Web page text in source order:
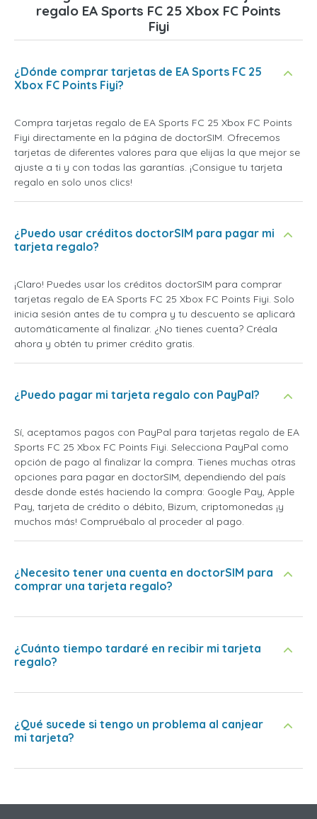
regalo EA Sports FC 25 Xbox FC Points
Fiyi
¿Dónde comprar tarjetas de EA Sports FC 25
Xbox FC Points Fiyi?
Compra tarjetas regalo de EA Sports FC 25 Xbox FC Points
Fiyi directamente en la página de doctorSIM. Ofrecemos
tarjetas de diferentes valores para que elijas la que mejor se
ajuste a ti y con todas las garantías. ¡Consigue tu tarjeta
regalo en solo unos clics!
¿Puedo usar créditos doctorSIM para pagar mi
tarjeta regalo?
¡Claro! Puedes usar los créditos doctorSIM para comprar
tarjetas regalo de EA Sports FC 25 Xbox FC Points Fiyi. Solo
inicia sesión antes de tu compra y tu descuento se aplicará
automáticamente al finalizar. ¿No tienes cuenta? Créala
ahora y obtén tu primer crédito gratis.
¿Puedo pagar mi tarjeta regalo con PayPal?
Sí, aceptamos pagos con PayPal para tarjetas regalo de EA
Sports FC 25 Xbox FC Points Fiyi. Selecciona PayPal como
opción de pago al finalizar la compra. Tienes muchas otras
opciones para pagar en doctorSIM, dependiendo del país
desde donde estés haciendo la compra: Google Pay, Apple
Pay, tarjeta de crédito o débito, Bizum, criptomonedas ¡y
muchos más! Compruébalo al proceder al pago.
¿Necesito tener una cuenta en doctorSIM para
comprar una tarjeta regalo?
¿Cuánto tiempo tardaré en recibir mi tarjeta
regalo?
¿Qué sucede si tengo un problema al canjear
mi tarjeta?